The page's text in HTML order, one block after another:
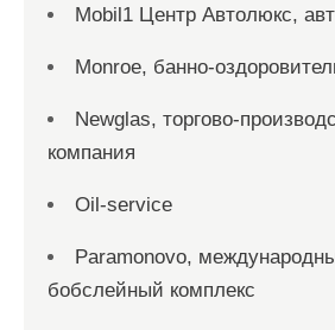
Mobil1 Центр Автолюкс,
Monroe, банно-
Newglas, торгово-
компания
Oil-service
Paramonovo,
бобслейный комплекс